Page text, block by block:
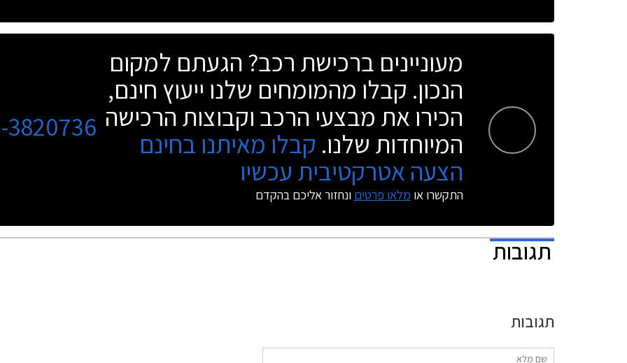
מעוניינים ברכישת רכב? הגעתם למקום
הנכון. קבלו מהמומחים שלנו ייעוץ חינם,
הכירו את מבצעי הרכב וקבוצות הרכישה
המיוחדות שלנו. קבלו מאיתנו בחינם
הצעה אטרקטיבית עכשיו
התקשרו או מלאו פרטים ונחזור אליכם בהקדם
3820736
תגובות
תגובות